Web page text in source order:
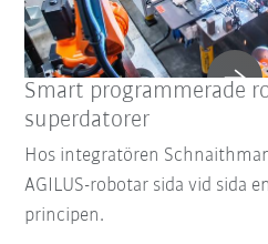
Smart programmerade
superdatorer
Hos integratören
AGILUS-robotar sida vid sida
principen.